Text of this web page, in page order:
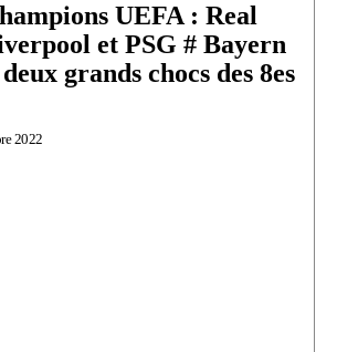
UEFA : Real
et PSG # Bayern
grands chocs des 8es
2022